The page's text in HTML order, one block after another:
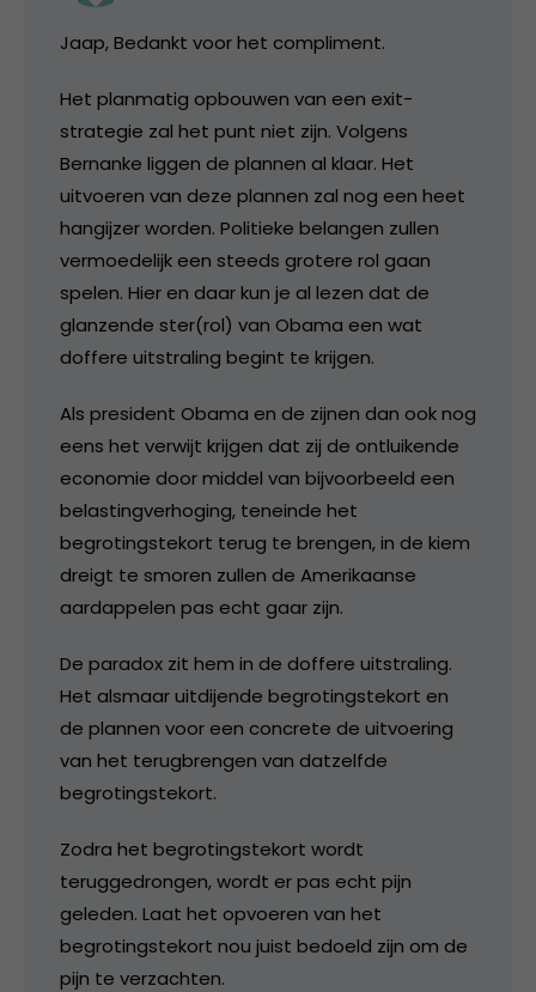
Jaap, Bedankt voor het compliment.
Het planmatig opbouwen van een exit-
strategie zal het punt niet zijn. Volgens
Bernanke liggen de plannen al klaar. Het
uitvoeren van deze plannen zal nog een heet
hangijzer worden. Politieke belangen zullen
vermoedelijk een steeds grotere rol gaan
spelen. Hier en daar kun je al lezen dat de
glanzende ster(rol) van Obama een wat
doffere uitstraling begint te krijgen.
Als president Obama en de zijnen dan ook nog
eens het verwijt krijgen dat zij de ontluikende
economie door middel van bijvoorbeeld een
belastingverhoging, teneinde het
begrotingstekort terug te brengen, in de kiem
dreigt te smoren zullen de Amerikaanse
aardappelen pas echt gaar zijn.
De paradox zit hem in de doffere uitstraling.
Het alsmaar uitdijende begrotingstekort en
de plannen voor een concrete de uitvoering
van het terugbrengen van datzelfde
begrotingstekort.
Zodra het begrotingstekort wordt
teruggedrongen, wordt er pas echt pijn
geleden. Laat het opvoeren van het
begrotingstekort nou juist bedoeld zijn om de
pijn te verzachten.